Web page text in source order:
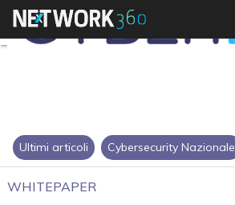
Ultimi articoli Cybersecurity Nazionale
WHITEPAPER